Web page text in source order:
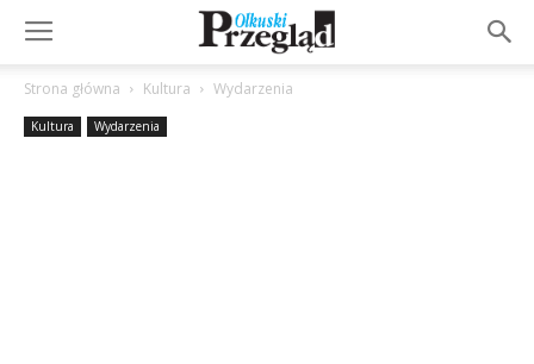
Strona główna Kultura Wydarzenia
Kultura Wydarzenia